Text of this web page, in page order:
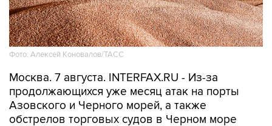
Фото: Алексей Коновалов/ТАСС
Москва. 7 августа. INTERFAX.RU - Из-за
продолжающихся уже месяц атак на порты
Азовского и Черного морей, а также
обстрелов торговых судов в Черном море